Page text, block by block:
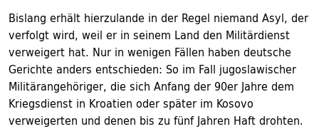
Bislang erhält hierzulande in der Regel niemand Asyl, der
verfolgt wird, weil er in seinem Land den Militärdienst
verweigert hat. Nur in wenigen Fällen haben deutsche
Gerichte anders entschieden: So im Fall jugoslawischer
Militärangehöriger, die sich Anfang der 90er Jahre dem
Kriegsdienst in Kroatien oder später im Kosovo
verweigerten und denen bis zu fünf Jahren Haft drohten.